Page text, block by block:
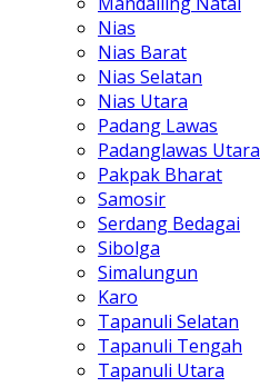
Nias
Nias Barat
Nias Selatan
Nias Utara
Padang Lawas
Padanglawas Utara
Pakpak Bharat
Samosir
Serdang Bedagai
Sibolga
Simalungun
Karo
Tapanuli Selatan
Tapanuli Tengah
Tapanuli Utara